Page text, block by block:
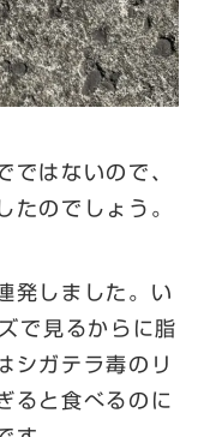
ではないので、
たのでしょう。
発しました。い
で見るからに脂
シガテラ毒のリ
ると食べるのに